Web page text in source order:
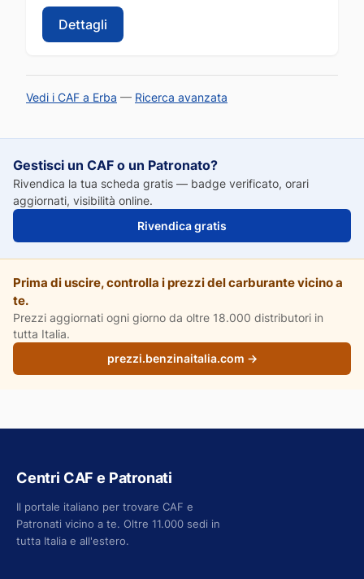
Dettagli
Vedi i CAF a Erba — Ricerca avanzata
Gestisci un CAF o un Patronato?
Rivendica la tua scheda gratis — badge verificato, orari
aggiornati, visibilità online.
Rivendica gratis
Prima di uscire, controlla i prezzi del carburante vicino a
te.
Prezzi aggiornati ogni giorno da oltre 18.000 distributori in
tutta Italia.
prezzi.benzinaitalia.com →
Centri CAF e Patronati
Il portale italiano per trovare CAF e
Patronati vicino a te. Oltre 11.000 sedi in
tutta Italia e all'estero.